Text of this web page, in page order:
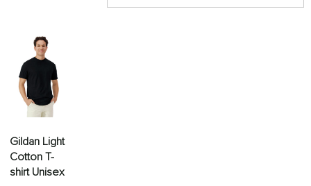
Gildan Light
Cotton T-
shirt Unisex